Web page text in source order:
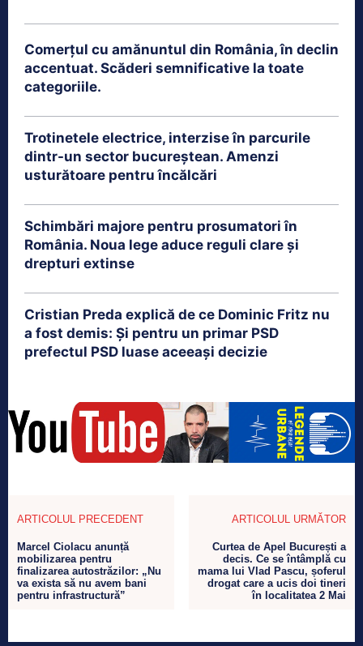
Comerțul cu amănuntul din România, în declin
accentuat. Scăderi semnificative la toate
categoriile.
Trotinetele electrice, interzise în parcurile
dintr-un sector bucureștean. Amenzi
usturătoare pentru încălcări
Schimbări majore pentru prosumatori în
România. Noua lege aduce reguli clare și
drepturi extinse
Cristian Preda explică de ce Dominic Fritz nu
a fost demis: Și pentru un primar PSD
prefectul PSD luase aceeași decizie
ARTICOLUL PRECEDENT
Marcel Ciolacu anunță
mobilizarea pentru
finalizarea autostrăzilor: „Nu
va exista să nu avem bani
pentru infrastructură”
ARTICOLUL URMĂTOR
Curtea de Apel București a
decis. Ce se întâmplă cu
mama lui Vlad Pascu, șoferul
drogat care a ucis doi tineri
în localitatea 2 Mai